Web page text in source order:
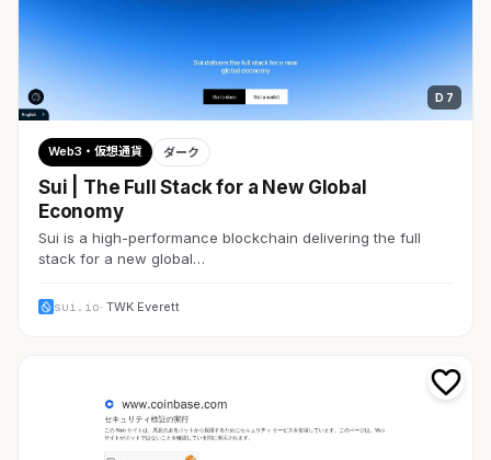
D 7
Web3・仮想通貨 ダーク
Sui | The Full Stack for a New Global
Economy
Sui is a high-performance blockchain delivering the full
stack for a new global…
sui.io· TWK Everett